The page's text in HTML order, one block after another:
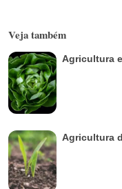
Veja também
Agricultura
Agricultura